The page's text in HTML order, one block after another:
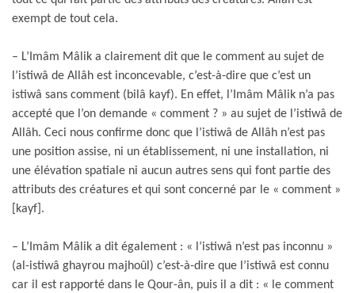
exempt de tout cela.
– L’Imâm Mâlik a clairement dit que le comment au sujet de
l’istiwâ de Allâh est inconcevable, c’est-à-dire que c’est un
istiwâ sans comment (bilâ kayf). En effet, l’Imâm Mâlik n’a pas
accepté que l’on demande « comment ? » au sujet de l’istiwâ de
Allâh. Ceci nous confirme donc que l’istiwâ de Allâh n’est pas
une position assise, ni un établissement, ni une installation, ni
une élévation spatiale ni aucun autres sens qui font partie des
attributs des créatures et qui sont concerné par le « comment »
[kayf].
– L’Imâm Mâlik a dit également : « l’istiwâ n’est pas inconnu »
(al-istiwâ ghayrou majhoûl) c’est-à-dire que l’istiwâ est connu
car il est rapporté dans le Qour-ân, puis il a dit : « le comment